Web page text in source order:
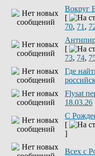
Вокруг
[
70, 71 ,
[
73, 74,
Где
Flysat
18.03.26
С
[
]
Всех с